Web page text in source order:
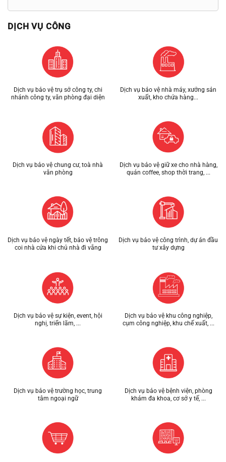
DỊCH VỤ CÔNG
Dịch vụ bảo vệ trụ sở công ty, chi
nhánh công ty, văn phòng đại diện
Dịch vụ bảo vệ nhà máy, xưởng sản
xuất, kho chứa hàng...
Dịch vụ bảo vệ chung cư, toà nhà
văn phòng
Dịch vụ bảo vệ giữ xe cho nhà hàng,
quán coffee, shop thời trang, ...
Dịch vụ bảo vệ ngày tết, bảo vệ trông
coi nhà cửa khi chủ nhà đi vắng
Dịch vụ bảo vệ công trình, dự án đầu
tư xây dựng
Dịch vụ bảo vệ sự kiện, event, hội
nghị, triển lãm, ...
Dịch vụ bảo vệ khu công nghiệp,
cụm công nghiệp, khu chế xuất, ...
Dịch vụ bảo vệ trường học, trung
tâm ngoại ngữ
Dịch vụ bảo vệ bệnh viện, phòng
khám đa khoa, cơ sở y tế, ...